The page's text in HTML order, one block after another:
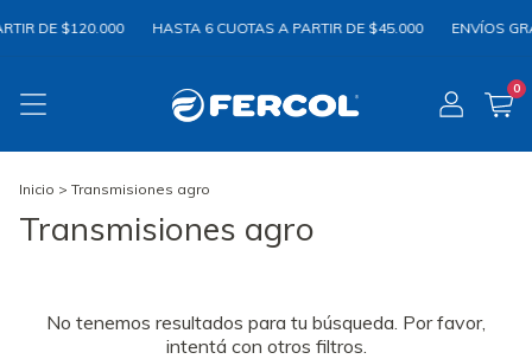
DE $120.000 HASTA 6 CUOTAS A PARTIR DE $45.000 ENVÍOS
0
Inicio > Transmisiones agro
Transmisiones agro
No tenemos resultados para tu búsqueda. Por favor,
intentá con otros filtros.